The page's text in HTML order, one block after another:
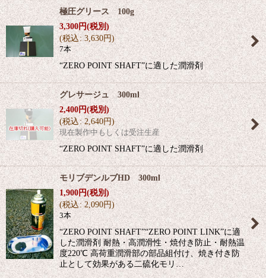
極圧グリース 100g
3,300円(税別)
(税込: 3,630円)
7本
“ZERO POINT SHAFT”に適した潤滑剤
グレサージュ 300ml
2,400円(税別)
(税込: 2,640円)
現在製作中もしくは受注生産
“ZERO POINT SHAFT”に適した潤滑剤
モリブデンルブHD 300ml
1,900円(税別)
(税込: 2,090円)
3本
“ZERO POINT SHAFT”“ZERO POINT LINK”に適
した潤滑剤 耐熱・高潤滑性・焼付き防止・耐熱温
度220℃ 高荷重潤滑部の部品組付け、焼き付き防
止として効果がある二硫化モリ…